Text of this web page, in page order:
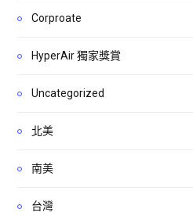
Corproate
HyperAir 獨家獎賞
Uncategorized
北美
南美
台灣